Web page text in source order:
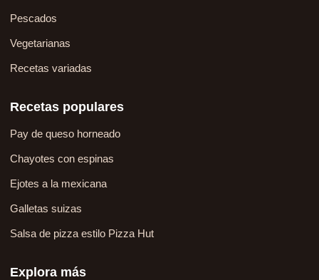
Pescados
Vegetarianas
Recetas variadas
Recetas populares
Pay de queso horneado
Chayotes con espinas
Ejotes a la mexicana
Galletas suizas
Salsa de pizza estilo Pizza Hut
Explora más